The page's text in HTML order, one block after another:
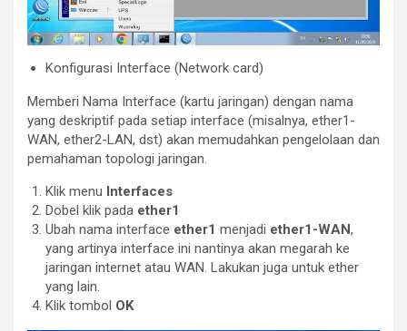
Konfigurasi Interface (Network card)
Memberi Nama Interface (kartu jaringan) dengan nama
yang deskriptif pada setiap interface (misalnya, ether1-
WAN, ether2-LAN, dst) akan memudahkan pengelolaan dan
pemahaman topologi jaringan.
Klik menu Interfaces
Dobel klik pada ether1
Ubah nama interface ether1 menjadi ether1-WAN,
yang artinya interface ini nantinya akan megarah ke
jaringan internet atau WAN. Lakukan juga untuk ether
yang lain.
Klik tombol OK